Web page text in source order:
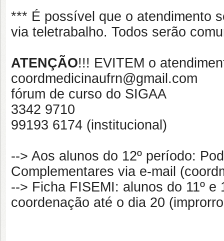
*** É possível que o atendimento
via teletrabalho. Todos serão
ATENÇÃO!!! EVITEM o
coordmedicinaufrn@gmail.com
fórum de curso do SIGAA
3342 9710
99193 6174 (institucional)
--> Aos alunos do 12º período:
Complementares via e-mail
--> Ficha FISEMI: alunos do 11º
coordenação até o dia 20